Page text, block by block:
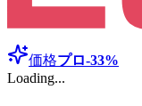
価格プロ-33%
Loading...